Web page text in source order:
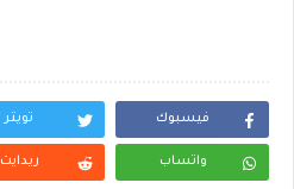
فيسبوك تويتر
واتساب ريدايت